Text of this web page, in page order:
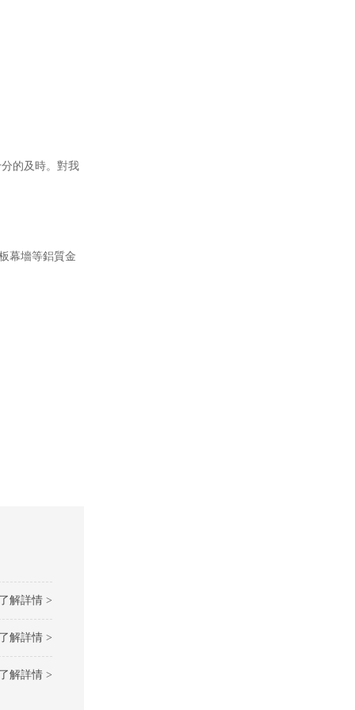
的及時。對我
幕墻等鋁質金
了解詳情 >
了解詳情 >
了解詳情 >